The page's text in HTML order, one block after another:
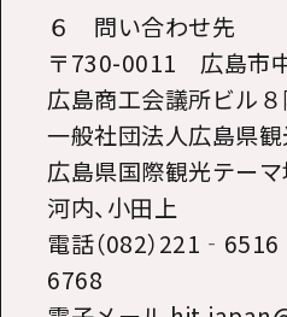
６ 問い合わせ先
〒730-0011 広島市
広島商工会議所ビル
一般社団法人広島県
広島県国際観光テー
河内、小田上
電話（082）221 ‐ 6516
6768